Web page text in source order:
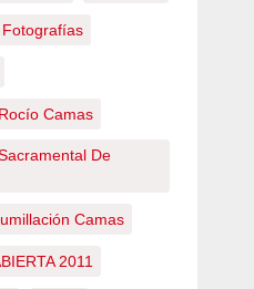
Fotografías
Camas
De
Camas
2011